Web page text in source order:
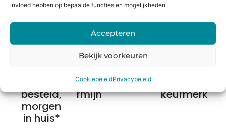
invloed hebben op bepaalde functies en mogelijkheden.
Accepteren
Bekijk voorkeuren
CookiebeleidPrivacybeleid
Bereken de waarde
besteld,
morgen
in huis*
bedenkte
rmijn
winkel
keurmerk